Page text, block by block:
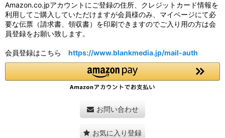
Amazon.co.jpアカウントにご登録の住所、クレジットカード情報を
利用してご購入していただけますが会員様のみ、マイページにて必
要な伝票（請求書、領収書）を印刷できますのでご入り用の方は会
員登録をお願い致します。
会員登録はこちら https://www.blankmedia.jp/mail-auth
お問い合わせ
お気に入り登録